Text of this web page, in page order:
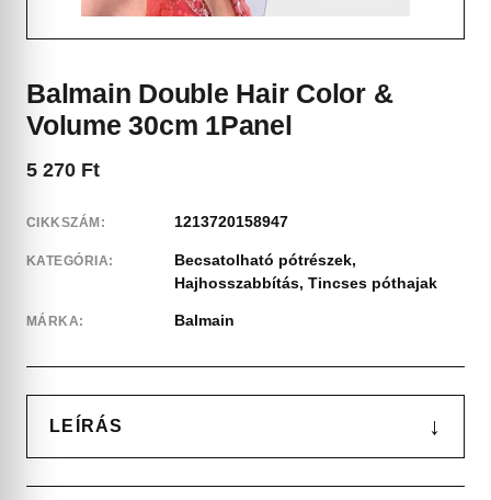
Balmain Double Hair Color &
Volume 30cm 1Panel
5 270 Ft
CIKKSZÁM: 1213720158947
KATEGÓRIA: Becsatolható pótrészek,
Hajhosszabbítás, Tincses póthajak
MÁRKA: Balmain
LEÍRÁS ↓